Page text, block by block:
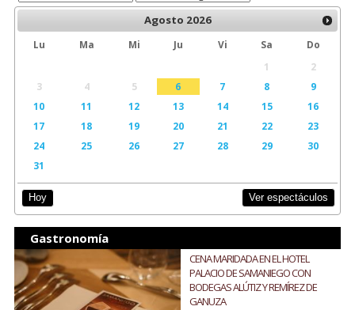
Agosto 2026
Lu Ma Mi Ju Vi Sa
Do
1
2
3
4 5 6 7 8
9
10
11 12 13 14 15
16
17
18 19 20 21 22
23
24
25 26 27 28 29
30
31
Hoy Ver espectáculos
Gastronomía
CENA MARIDADA EN EL HOTEL
PALACIO DE SAMANIEGO CON
BODEGAS ALÚTIZ Y REMÍREZ DE
GANUZA